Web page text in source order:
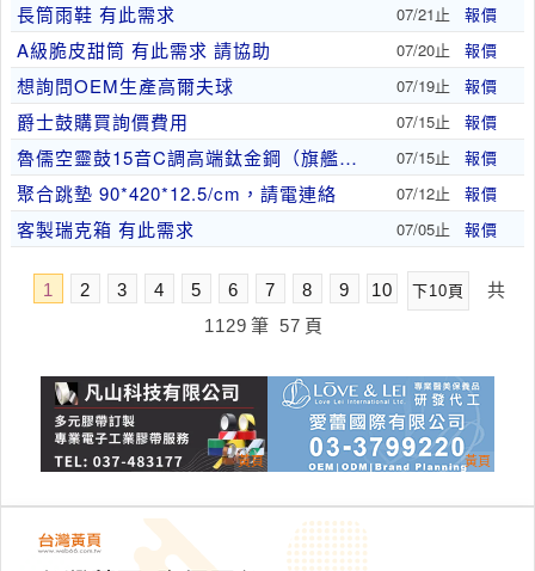
長筒雨鞋 有此需求 07/21止 報價
A級脆皮甜筒 有此需求 請協助 07/20止 報價
想詢問OEM生產高爾夫球 07/19止 報價
爵士鼓購買詢價費用 07/15止 報價
魯儒空靈鼓15音C調高端鈦金鋼（旗艦款） 07/15止 報價
聚合跳墊 90*420*12.5/cm，請電連絡 07/12止 報價
客製瑞克箱 有此需求 07/05止 報價
1 2 3 4 5 6 7 8 9 10 下10頁
共
1129 筆 57 頁